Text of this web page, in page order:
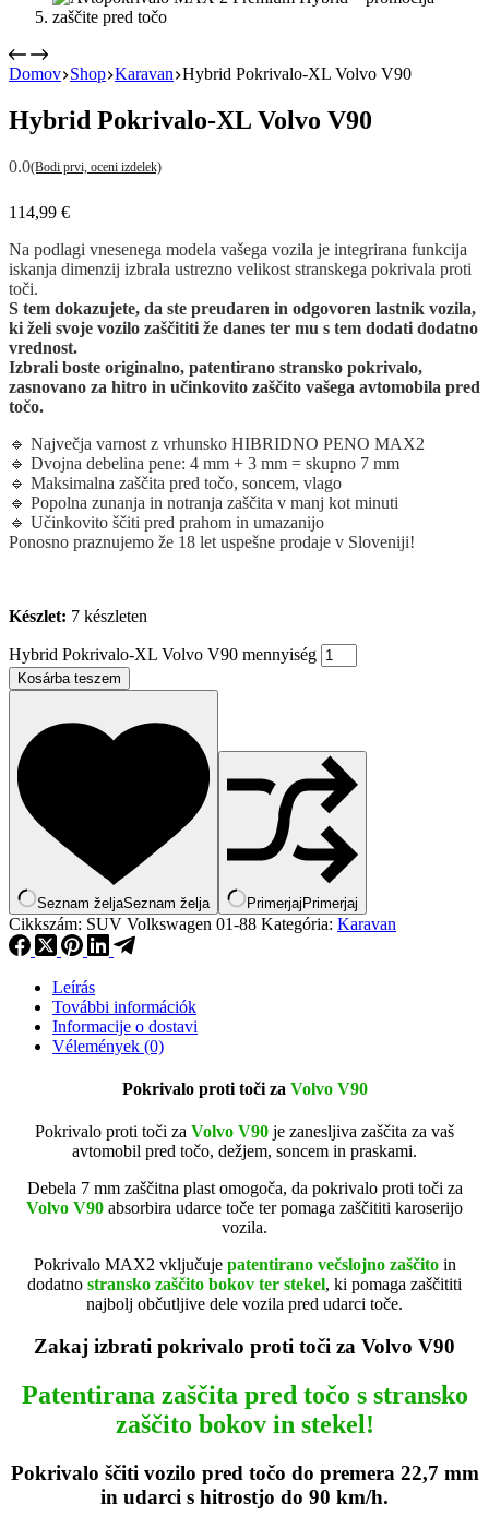
Domov Shop Karavan Hybrid Pokrivalo-XL Volvo V90
Hybrid Pokrivalo-XL Volvo V90
0.0(Bodi prvi, oceni izdelek)
114,99 €
Na podlagi vnesenega modela vašega vozila je integrirana funkcija
iskanja dimenzij izbrala ustrezno velikost stranskega pokrivala proti
toči.
S tem dokazujete, da ste preudaren in odgovoren lastnik vozila,
ki želi svoje vozilo zaščititi že danes ter mu s tem dodati dodatno
vrednost.
Izbrali boste originalno, patentirano stransko pokrivalo,
zasnovano za hitro in učinkovito zaščito vašega avtomobila pred
točo.
🔹 Največja varnost z vrhunsko HIBRIDNO PENO MAX2
🔹 Dvojna debelina pene: 4 mm + 3 mm = skupno 7 mm
🔹 Maksimalna zaščita pred točo, soncem, vlago
🔹 Popolna zunanja in notranja zaščita v manj kot minuti
🔹 Učinkovito ščiti pred prahom in umazanijo
Ponosno praznujemo že 18 let uspešne prodaje v Sloveniji!
Készlet: 7 készleten
Hybrid Pokrivalo-XL Volvo V90 mennyiség
Kosárba teszem
Seznam željaSeznam želja Primerjaj Primerjaj
Cikkszám: SUV Volkswagen 01-88 Kategória: Karavan
Leírás
További információk
Informacije o dostavi
Vélemények (0)
Pokrivalo proti toči za Volvo V90
Pokrivalo proti toči za Volvo V90 je zanesljiva zaščita za vaš
avtomobil pred točo, dežjem, soncem in praskami.
Debela 7 mm zaščitna plast omogoča, da pokrivalo proti toči za
Volvo V90 absorbira udarce toče ter pomaga zaščititi karoserijo
vozila.
Pokrivalo MAX2 vključuje patentirano večslojno zaščitoin
dodatno stransko zaščito bokov ter stekel, ki pomaga zaščititi
najbolj občutljive dele vozila pred udarci toče.
Zakaj izbrati pokrivalo proti toči za Volvo V90
Patentirana zaščita pred točo s stransko
zaščito bokov in stekel!
Pokrivalo ščiti vozilo pred točo do premera 22,7 mm
in udarci s hitrostjo do 90 km/h.